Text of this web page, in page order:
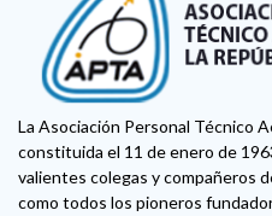
La Asociación Personal Técnico
constituida el 11 de enero de
valientes colegas y compañeros
como todos los pioneros